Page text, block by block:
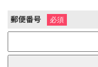
郵便番号 ※